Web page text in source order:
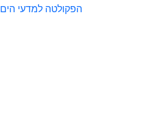
הפקולטה למדעי הים